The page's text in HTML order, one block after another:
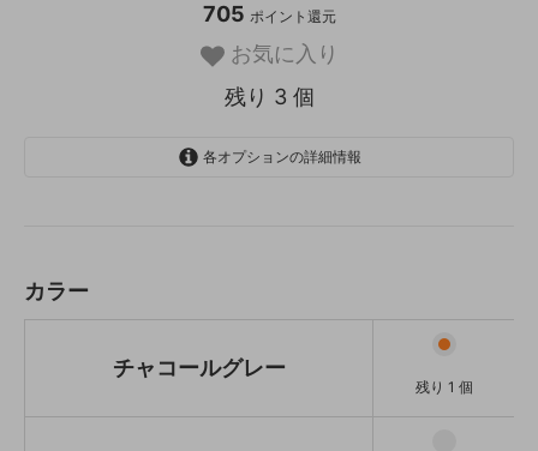
705 ポイント還元
お気に入り
残り 3 個
各オプションの詳細情報
オーカー
カラー
チャコールグレー
残り 1 個